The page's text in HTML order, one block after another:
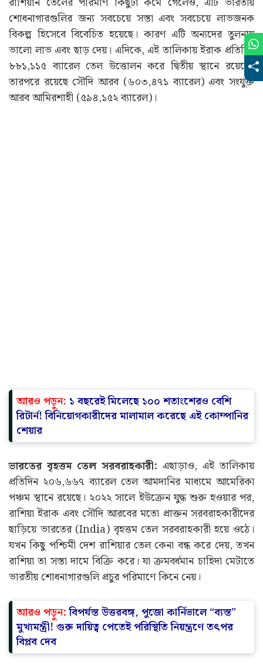
শোধনাগারগুলির জন্য সবচেয়ে সস্তা এবং সবচেয়ে লাভজনক
বিকল্প হিসেবে বিবেচিত হয়েছে। কারণ এটি অন্যদের তুলনায়
ভালো লাভ এবং ছাড় দেয়। এদিকে, এই তালিকায় ইরাক প্রতিদিন
৮৮১,১১৫ ব্যারেল তেল উত্তোলন করে দ্বিতীয় স্থানে রয়েছে।
তারপরে রয়েছে সৌদি আরব (৬০৩,৪৭১ ব্যারেল) এবং সংযুক্ত
আরব আমিরশাহী (৫৯৪,১৫২ ব্যারেল)।
আরও পড়ুন: ১ বছরেই মিলেছে ১০০ শতাংশেরও বেশি
রিটার্ন! বিনিয়োগকারীদের মালামাল করেছে এই কোম্পানির
শেয়ার
ভারতের বৃহত্তম তেল সরবরাহকারী: এছাড়াও, এই তালিকায়
প্রতিদিন ২০৬,৬৬৭ ব্যারেল তেল আমদানির মাধ্যমে আমেরিকা
পঞ্চম স্থানে রয়েছে। ২০২২ সালে ইউক্রেন যুদ্ধ শুরু হওয়ার পর,
রাশিয়া ইরাক এবং সৌদি আরবের মতো প্রাক্তন সরবরাহকারীদের
ছাড়িয়ে ভারতের (India) বৃহত্তম তেল সরবরাহকারী হয়ে ওঠে।
যখন কিছু পশ্চিমী দেশ রাশিয়ার তেল কেনা বন্ধ করে দেয়, তখন
রাশিয়া তা সস্তা দামে বিক্রি করে। যা ক্রমবর্ধমান চাহিদা মেটাতে
ভারতীয় শোধনাগারগুলি প্রচুর পরিমাণে কিনে নেয়।
আরও পড়ুন:বিপর্যস্ত উত্তরবঙ্গ, পুজো কার্নিভালে “ব্যস্ত”
মুখ্যমন্ত্রী! গুরু দায়িত্ব পেতেই পরিস্থিতি নিয়ন্ত্রণে তৎপর
বিপ্লব দেব